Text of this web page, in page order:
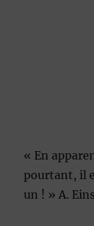
« En
pourtant, il
un ! » A.